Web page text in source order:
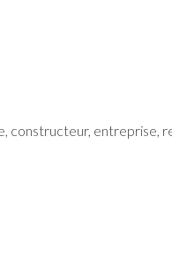
constructeur, entreprise,